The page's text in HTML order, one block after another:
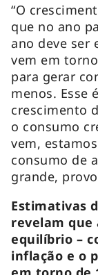
“O
que no ano
ano deve ser
vem em
para gerar
menos. Esse
crescimento
o consumo
vem,
consumo de
grande,
Estimativas
revelam que
equilíbrio –
inflação e o